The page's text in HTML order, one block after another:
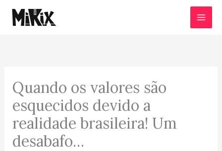
para
Quando os valores são
esquecidos devido a
realidade brasileira! Um
desabafo…